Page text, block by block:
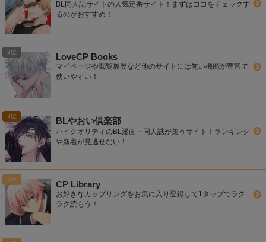
BL同人誌サイトの人気定番サイト！まずはココをチェックす
るのがおすすめ！
LoveCP Books
マイページや閲覧履歴など他のサイトには無い機能が豊富で
使いやすい！
BLやおい倶楽部
ハイクオリティのBL漫画・同人誌が集うサイト！ランキング
や新着が見逃せない！
CP Library
お好きなカップリングをお気に入り登録して1タップでラク
ラク読もう！